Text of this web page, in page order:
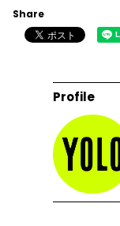
Share
Profile